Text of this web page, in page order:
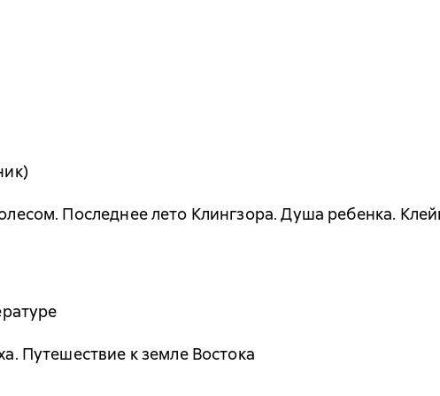
Последнее лето Клингзора. Душа ребенка.
Путешествие к земле Востока